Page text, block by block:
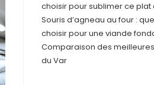
choisir pour sublimer ce plat
Souris d’agneau au four :
choisir pour une viande
Comparaison des
du Var